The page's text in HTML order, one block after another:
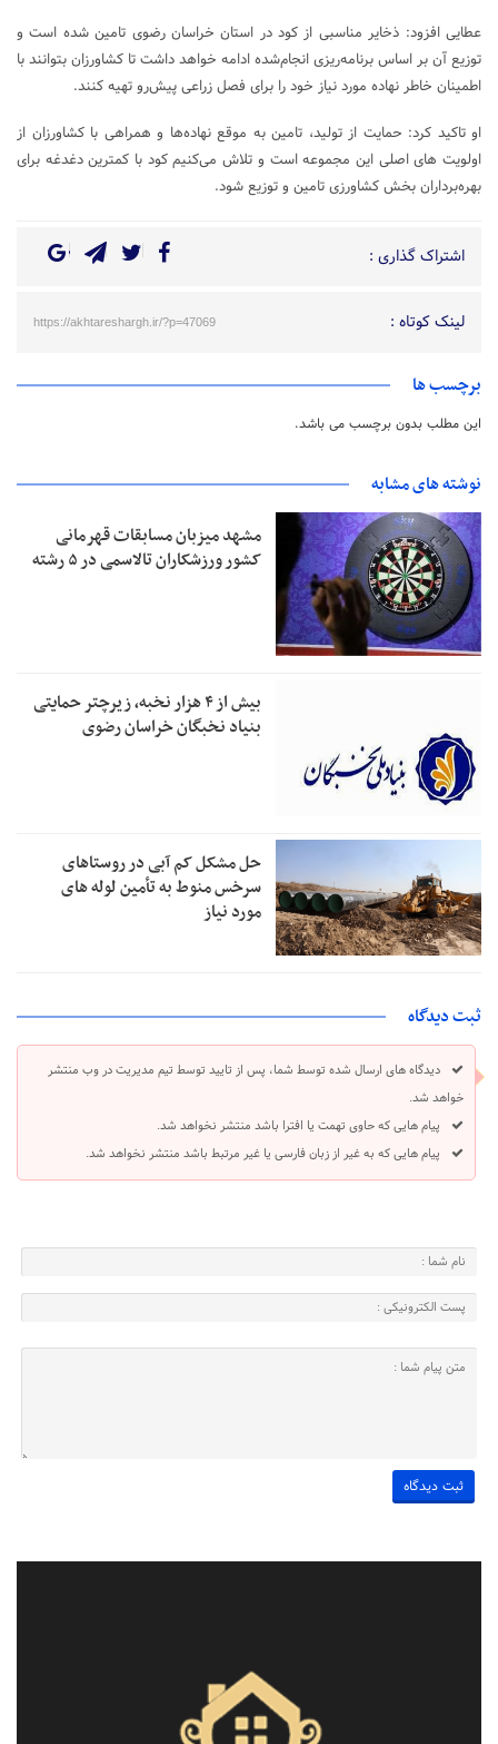
عطایی افزود: ذخایر مناسبی از کود در استان خراسان رضوی تامین شده است و
توزیع آن بر اساس برنامه‌ریزی انجام‌شده ادامه خواهد داشت تا کشاورزان بتوانند با
اطمینان خاطر نهاده مورد نیاز خود را برای فصل زراعی پیش‌رو تهیه کنند.
او تاکید کرد: حمایت از تولید، تامین به‌ موقع نهاده‌ها و همراهی با کشاورزان از
اولویت‌ های اصلی این مجموعه است و تلاش می‌کنیم کود با کمترین دغدغه برای
بهره‌برداران بخش کشاورزی تامین و توزیع شود.
اشتراک گذاری :
لینک کوتاه : https://akhtareshargh.ir/?p=47069
برچسب ها
این مطلب بدون برچسب می باشد.
نوشته های مشابه
مشهد میزبان مسابقات قهرمانی
کشور ورزشکاران تالاسمی در ۵ رشته
بیش از ۴ هزار نخبه، زیرچتر حمایتی
بنیاد نخبگان خراسان رضوی
حل مشکل کم آبی در روستاهای
سرخس منوط به تأمین لوله های
مورد نیاز
ثبت دیدگاه
دیدگاه های ارسال شده توسط شما، پس از تایید توسط تیم مدیریت در وب منتشر
خواهد شد.
پیام هایی که حاوی تهمت یا افترا باشد منتشر نخواهد شد.
پیام هایی که به غیر از زبان فارسی یا غیر مرتبط باشد منتشر نخواهد شد.